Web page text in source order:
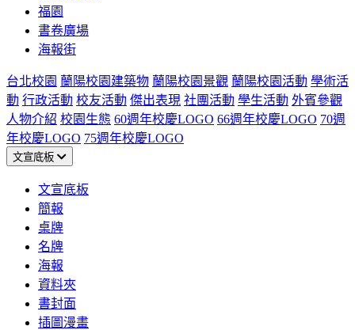
福園
書卷廣場
海報街
台北校園 蘭陽校園建築物 蘭陽校園景觀 蘭陽校園活動 學術活
動 行政活動 校友活動 傑出表現 社團活動 學生活動 外賓參觀
人物介紹 校園生態 60週年校慶LOGO 66週年校慶LOGO 70週
年校慶LOGO 75週年校慶LOGO
文宣底板
文宣底板
簡報
桌牌
名牌
海報
資料夾
書封面
插圖漫畫